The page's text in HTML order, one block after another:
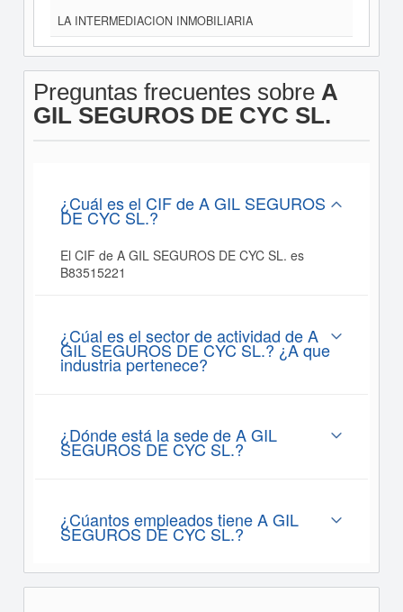
LA INTERMEDIACION INMOBILIARIA
Preguntas frecuentes sobre A
GIL SEGUROS DE CYC SL.
¿Cuál es el CIF de A GIL SEGUROS
DE CYC SL.?
El CIF de A GIL SEGUROS DE CYC SL. es
B83515221
¿Cúal es el sector de actividad de A
GIL SEGUROS DE CYC SL.? ¿A que
industria pertenece?
¿Dónde está la sede de A GIL
SEGUROS DE CYC SL.?
¿Cúantos empleados tiene A GIL
SEGUROS DE CYC SL.?